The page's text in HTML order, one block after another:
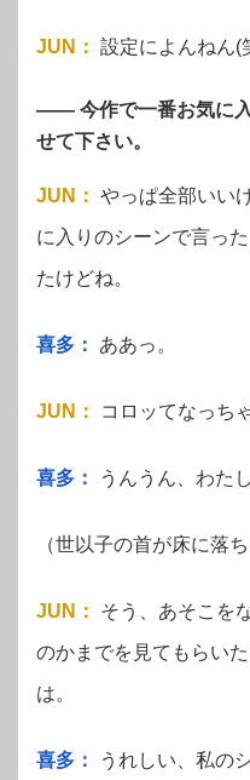
JUN ： 設定によんねん(
—— 今作で一番お気に
せて下さい。
JUN ： やっぱ全部いい
に入りのシーンで言っ
たけどね。
喜多： ああっ。
JUN ： コロッてなっち
喜多： うんうん、わた
（世以子の首が床に落
JUN ：
そう、あそこを
のかまでを見てもらい
は。
喜多：
うれしい、私の